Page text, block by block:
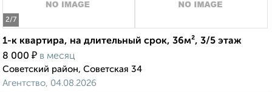
2/7
1-к квартира, на длительный срок, 36м², 3/5 этаж
8 000 ₽ в месяц
Советский район, Советская 34
Агентство, 04.08.2026